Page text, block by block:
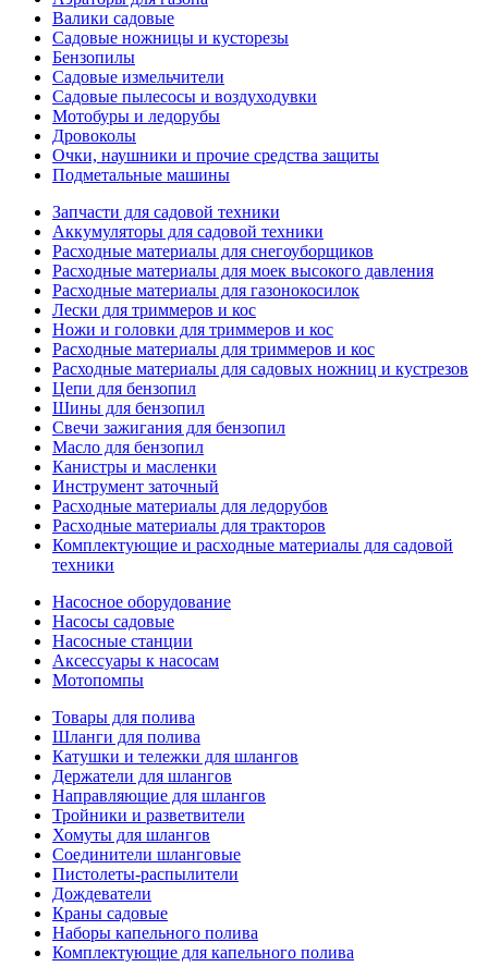
Валики садовые
Садовые ножницы и кусторезы
Бензопилы
Садовые измельчители
Садовые пылесосы и воздуходувки
Мотобуры и ледорубы
Дровоколы
Очки, наушники и прочие средства защиты
Подметальные машины
Запчасти для садовой техники
Аккумуляторы для садовой техники
Расходные материалы для снегоуборщиков
Расходные материалы для моек высокого давления
Расходные материалы для газонокосилок
Лески для триммеров и кос
Ножи и головки для триммеров и кос
Расходные материалы для триммеров и кос
Расходные материалы для садовых ножниц и кустрезов
Цепи для бензопил
Шины для бензопил
Свечи зажигания для бензопил
Масло для бензопил
Канистры и масленки
Инструмент заточный
Расходные материалы для ледорубов
Расходные материалы для тракторов
Комплектующие и расходные материалы для садовой
техники
Насосное оборудование
Насосы садовые
Насосные станции
Аксессуары к насосам
Мотопомпы
Товары для полива
Шланги для полива
Катушки и тележки для шлангов
Держатели для шлангов
Направляющие для шлангов
Тройники и разветвители
Хомуты для шлангов
Соединители шланговые
Пистолеты-распылители
Дождеватели
Краны садовые
Наборы капельного полива
Комплектующие для капельного полива